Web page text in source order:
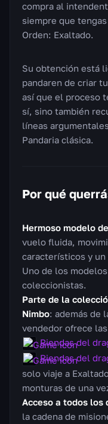
compra al
siempre que
Orden: Exaltado.
Su obtención está
pandaren de criar
así que el proceso
sí, sino también
líneas
Pandaria clásica.
Por qué
Hermoso modelo
vuelo fluida,
característicos y
Uno de los
coleccionistas.
Parte de la
Nimbo: además de
vendedor ofrece las
Riendas del
Riendas del
solo viaje a
monturas de una
Acceso a todos los
la cadena de